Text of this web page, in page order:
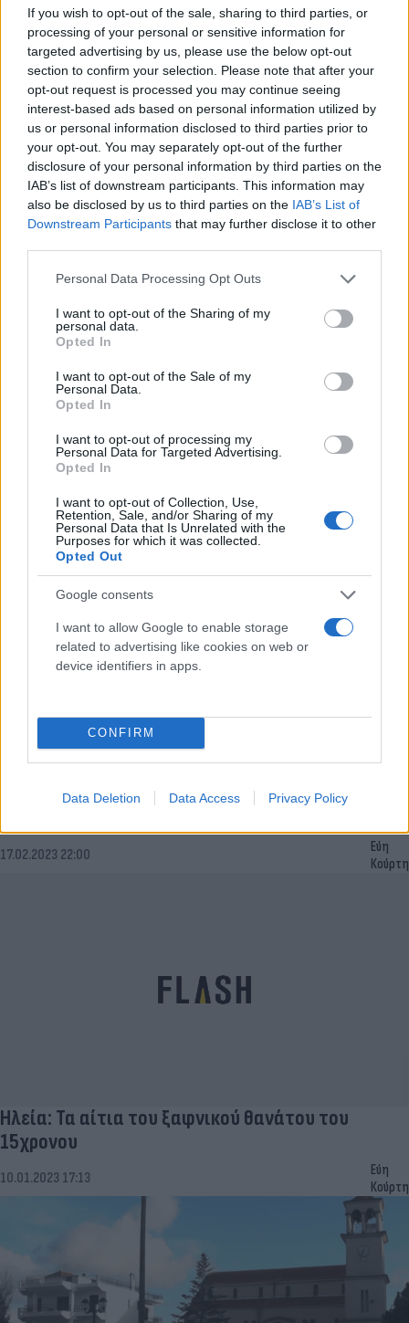
If you wish to opt-out of the sale, sharing to third parties, or
processing of your personal or sensitive information for
targeted advertising by us, please use the below opt-out
section to confirm your selection. Please note that after your
opt-out request is processed you may continue seeing
interest-based ads based on personal information utilized by
us or personal information disclosed to third parties prior to
your opt-out. You may separately opt-out of the further
disclosure of your personal information by third parties on the
IAB’s list of downstream participants. This information may
also be disclosed by us to third parties on the IAB’s List of
Downstream Participants that may further disclose it to other
Please note that this website/app uses one or more Google
not limited to your visit or usage behaviour. You may click to
grant or deny consent to Google and its third-party tags to
use your data for below specified purposes in below Google
consent section.
Personal Data Processing Opt Outs
I want to opt-out of the Sharing of my
personal data.
Opted In
I want to opt-out of the Sale of my
Personal Data.
Opted In
I want to opt-out of processing my
Personal Data for Targeted Advertising.
Opted In
I want to opt-out of Collection, Use,
Retention, Sale, and/or Sharing of my
Personal Data that Is Unrelated with the
Purposes for which it was collected.
Opted Out
Google consents
I want to allow Google to enable storage
related to advertising like cookies on web or
device identifiers in apps.
CONFIRM
Data Deletion Data Access Privacy Policy
Κομοτηνή: Δύο άνδρες νεκροί σε διαμέρισμα – Τι
εξετάζουν οι Αρχές
Εύη
Κούρτη
Ημαθία: Τι έδειξε η νεκροψία του 7χρονου
13.06.2023 13:55
Θεσσαλονίκη: Τι έδειξε η νεκροψία για τον
17.02.2023 22:00
Εύη
Κούρτη
Ηλεία: Τα αίτια του ξαφνικού θανάτου του
15χρονου
10.01.2023 17:13
Εύη
Κούρτη